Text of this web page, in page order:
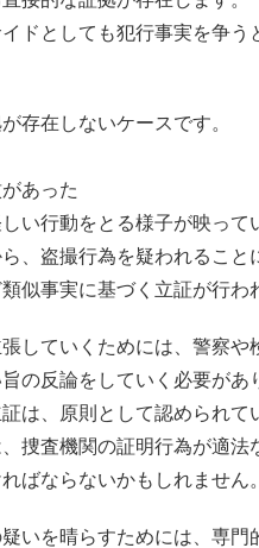
ドとしても犯行事実を争う
存在しないケースです。
あった
い行動をとる様子が映って
、盗撮行為を疑われること
似事実に基づく立証が行わ
していくためには、警察や
の反論をしていく必要があ
は、原則として認められて
捜査機関の証明行為が適法
ばならないかもしれません。
いを晴らすためには、専門